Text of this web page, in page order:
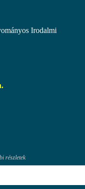
Irodalmi
részletek